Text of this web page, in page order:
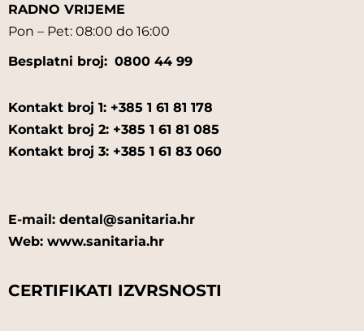
RADNO VRIJEME
Pon – Pet: 08:00 do 16:00
Besplatni broj: 0800 44 99
Kontakt broj 1: +385 1 61 81 178
Kontakt broj 2: +385 1 61 81 085
Kontakt broj 3: +385 1 61 83 060
E-mail: dental@sanitaria.hr
Web: www.sanitaria.hr
CERTIFIKATI IZVRSNOSTI